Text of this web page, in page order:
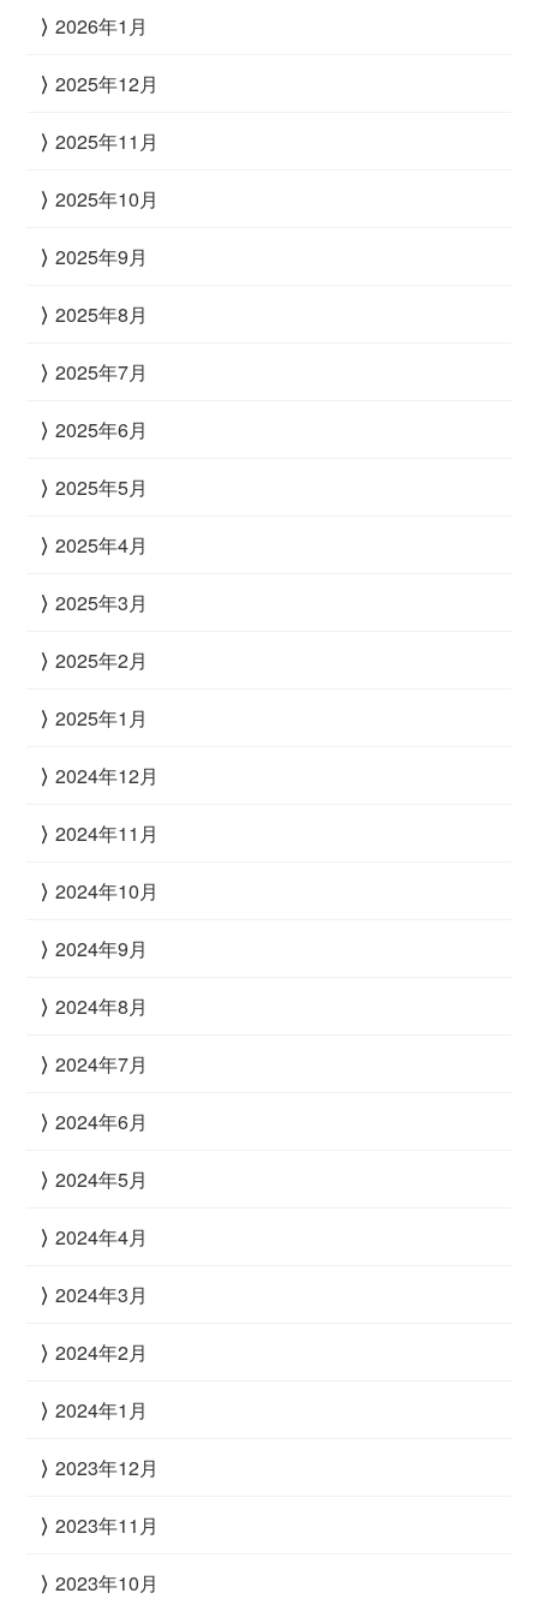
2026年1月
2025年12月
2025年11月
2025年10月
2025年9月
2025年8月
2025年7月
2025年6月
2025年5月
2025年4月
2025年3月
2025年2月
2025年1月
2024年12月
2024年11月
2024年10月
2024年9月
2024年8月
2024年7月
2024年6月
2024年5月
2024年4月
2024年3月
2024年2月
2024年1月
2023年12月
2023年11月
2023年10月